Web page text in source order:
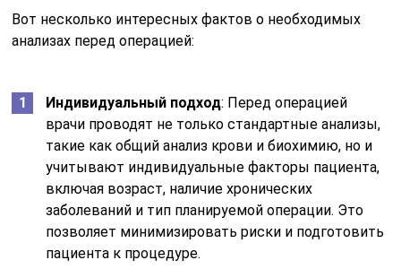
Вот несколько интересных фактов о необходимых
анализах перед операцией:
Индивидуальный подход: Перед операцией
врачи проводят не только стандартные анализы,
такие как общий анализ крови и биохимию, но и
учитывают индивидуальные факторы пациента,
включая возраст, наличие хронических
заболеваний и тип планируемой операции. Это
позволяет минимизировать риски и подготовить
пациента к процедуре.